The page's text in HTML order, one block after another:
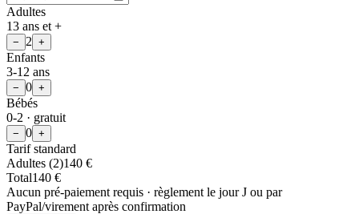
Adultes
13 ans et +
− 2 +
Enfants
3-12 ans
− 0 +
Bébés
0-2 · gratuit
− 0 +
Tarif standard
Adultes (2)140 €
Total140 €
Aucun pré-paiement requis · règlement le jour J ou par
PayPal/virement après confirmation